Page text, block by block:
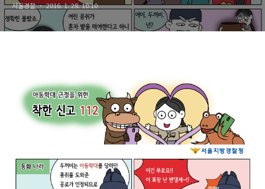
서울경찰 2016. 1. 28. 10:10